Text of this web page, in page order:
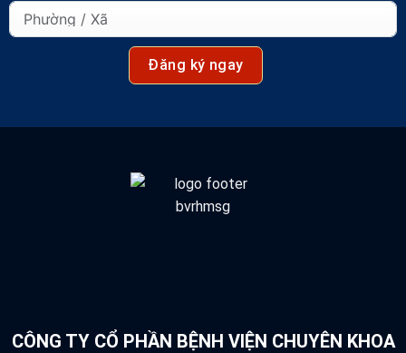
Đăng ký ngay
CÔNG TY CỔ PHẦN BỆNH VIỆN CHUYÊN KHOA